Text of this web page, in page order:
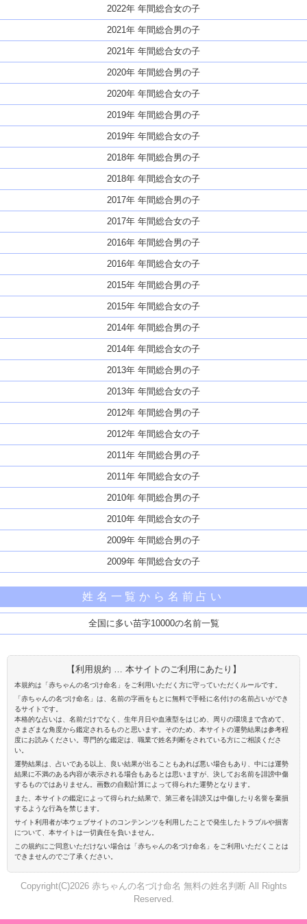
2022年 年間総合女の子
2021年 年間総合男の子
2021年 年間総合女の子
2020年 年間総合男の子
2020年 年間総合女の子
2019年 年間総合男の子
2019年 年間総合女の子
2018年 年間総合男の子
2018年 年間総合女の子
2017年 年間総合男の子
2017年 年間総合女の子
2016年 年間総合男の子
2016年 年間総合女の子
2015年 年間総合男の子
2015年 年間総合女の子
2014年 年間総合男の子
2014年 年間総合女の子
2013年 年間総合男の子
2013年 年間総合女の子
2012年 年間総合男の子
2012年 年間総合女の子
2011年 年間総合男の子
2011年 年間総合女の子
2010年 年間総合男の子
2010年 年間総合女の子
2009年 年間総合男の子
2009年 年間総合女の子
姓名一覧から名前占い
全国に多い苗字10000の名前一覧
【利用規約 … 本サイトのご利用にあたり】
本規約は「赤ちゃんの名づけ命名」をご利用いただく方に守っていただくルールです。
「赤ちゃんの名づけ命名」は、名前の字画をもとに無料で手軽に名付けの名前占いができ
るサイトです。
本格的な占いは、名前だけでなく、生年月日や血液型をはじめ、周りの環境まで含めて、
さまざまな角度から鑑定されるものと思います。そのため、本サイトの運勢結果は参考程
度にお読みください。専門的な鑑定は、職業で姓名判断をされている方にご相談くださ
い。
運勢結果は、占いである以上、良い結果が出ることもあれば悪い場合もあり、中には運勢
結果に不満のある内容が表示される場合もあるとは思いますが、決してお名前を誹謗中傷
するものではありません。画数の自動計算によって得られた運勢となります。
また、本サイトの鑑定によって得られた結果で、第三者を誹謗又は中傷したり名誉を棄損
するような行為を禁じます。
サイト利用者が本ウェブサイトのコンテンンツを利用したことで発生したトラブルや損害
について、本サイトは一切責任を負いません。
この規約にご同意いただけない場合は「赤ちゃんの名づけ命名」をご利用いただくことは
できませんのでご了承ください。
Copyright(C)2026 赤ちゃんの名づけ命名 無料の姓名判断 All Rights
Reserved.